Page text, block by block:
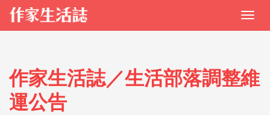
作家生活誌／生活部落調整維
運公告